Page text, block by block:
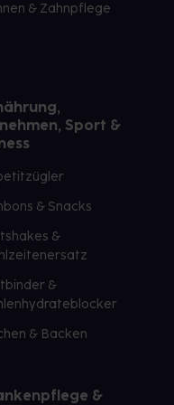
& Zahnpflege
Sport &
& Snacks
&
&
& Backen
&